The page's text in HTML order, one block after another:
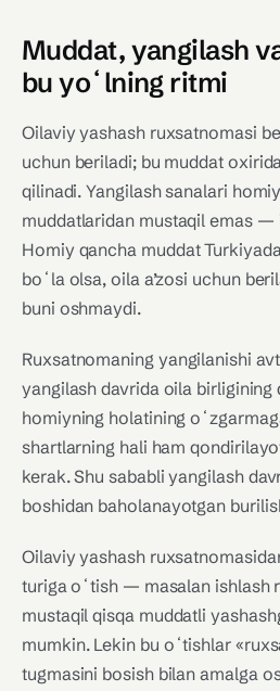
Muddat, yangilash
bu yoʻlning ritmi
Oilaviy yashash ruxsatnomasi
uchun beriladi; bu muddat
qilinadi. Yangilash sanalari
muddatlaridan mustaqil emas
Homiy qancha muddat
boʻla olsa, oila a’zosi uchun
buni oshmaydi.
Ruxsatnomaning yangilanishi
yangilash davrida oila birligining
homiyning holatining
shartlarning hali ham
kerak. Shu sababli yangilash
boshidan baholanayotgan
Oilaviy yashash
turiga oʻtish — masalan ishlash
mustaqil qisqa muddatli
mumkin. Lekin bu oʻtishlar
tugmasini bosish bilan amalga